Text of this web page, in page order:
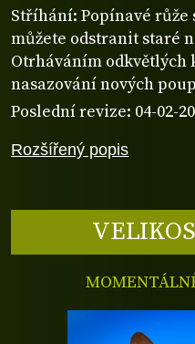
Rozšířený popis
Stříhání: Popínavé růže
můžete odstranit staré
Otrháváním odkvětlých
nasazování nových
Poslední revize: 04-02-